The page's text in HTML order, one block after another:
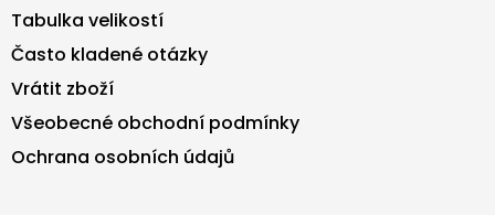
Tabulka velikostí
Často kladené otázky
Vrátit zboží
Všeobecné obchodní podmínky
Ochrana osobních údajů